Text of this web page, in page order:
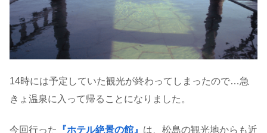
14時には予定していた観光が終わってしまったので…急
きょ温泉に入って帰ることになりました。
今回行った 『ホテル絶景の館』 は、松島の観光地からも近